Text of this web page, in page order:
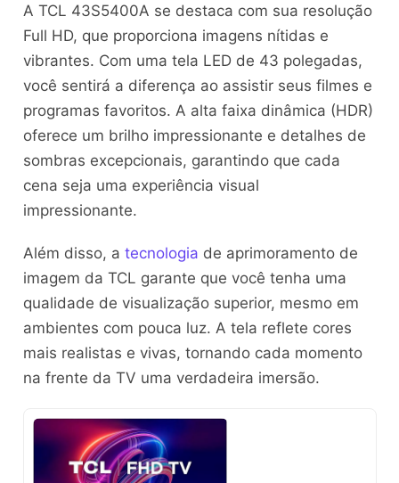
A TCL 43S5400A se destaca com sua resolução
Full HD, que proporciona imagens nítidas e
vibrantes. Com uma tela LED de 43 polegadas,
você sentirá a diferença ao assistir seus filmes e
programas favoritos. A alta faixa dinâmica (HDR)
oferece um brilho impressionante e detalhes de
sombras excepcionais, garantindo que cada
cena seja uma experiência visual
impressionante.
Além disso, a tecnologia de aprimoramento de
imagem da TCL garante que você tenha uma
qualidade de visualização superior, mesmo em
ambientes com pouca luz. A tela reflete cores
mais realistas e vivas, tornando cada momento
na frente da TV uma verdadeira imersão.